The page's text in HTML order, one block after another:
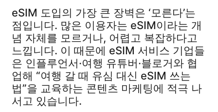
eSIM 도입의 가장 큰 장벽은 ‘모른다’는
점입니다. 많은 이용자는 eSIM이라는 개
념 자체를 모르거나, 어렵고 복잡하다고
느낍니다. 이 때문에 eSIM 서비스 기업들
은 인플루언서·여행 유튜버·블로거와 협
업해 “여행 갈 때 유심 대신 eSIM 쓰는
법”을 교육하는 콘텐츠 마케팅에 적극 나
서고 있습니다.​